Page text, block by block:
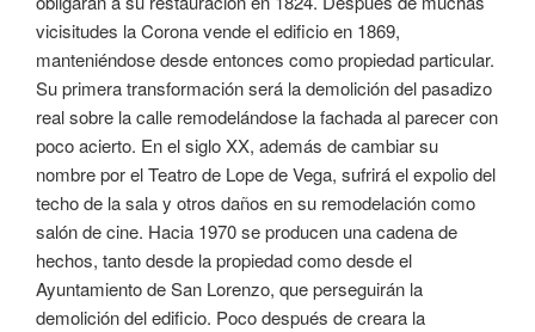
vicisitudes la Corona vende el edificio en 1869,
manteniéndose desde entonces como propiedad particular.
Su primera transformación será la demolición del pasadizo
real sobre la calle remodelándose la fachada al parecer con
poco acierto. En el siglo XX, además de cambiar su
nombre por el Teatro de Lope de Vega, sufrirá el expolio del
techo de la sala y otros daños en su remodelación como
salón de cine. Hacia 1970 se producen una cadena de
hechos, tanto desde la propiedad como desde el
Ayuntamiento de San Lorenzo, que perseguirán la
demolición del edificio. Poco después de creara la